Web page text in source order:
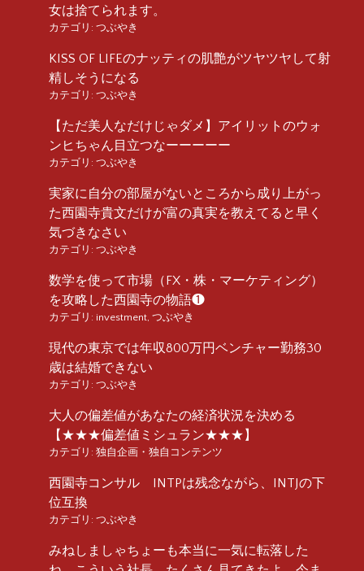
女は捨てられます。
カテゴリ: つぶやき
KISS OF LIFEのナッティの肌艶がツヤツヤして射
精しそうになる
カテゴリ: つぶやき
【ただ美人なだけじゃダメ】アイリットのウォ
ンヒちゃん目立つなーーーーー
カテゴリ: つぶやき
実家に自分の部屋がないところから成り上がっ
た西園寺貴文だけが富の真実を教えてると早く
気づきなさい
カテゴリ: つぶやき
数学を使って市場（FX・株・マーケティング）
を攻略した西園寺の物語❶
カテゴリ: investment, つぶやき
現代の東京では年収800万円ベンチャー勤務30
歳は結婚できない
カテゴリ: つぶやき
大人の偏差値があなたの経済状況を決める
【★★★偏差値ミシュラン★★★】
カテゴリ: 独自企画・独自コンテンツ
西園寺コンサル INTPは残念ながら、INTJの下
位互換
カテゴリ: つぶやき
みねしましゃちょーも本当に一気に転落した